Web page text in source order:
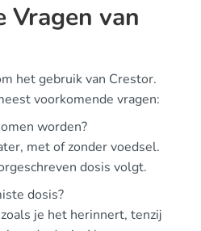
Vragen van
het gebruik van Crestor.
voorkomende vragen:
worden?
met of zonder voedsel.
dosis volgt.
dosis?
je het herinnert, tenzij